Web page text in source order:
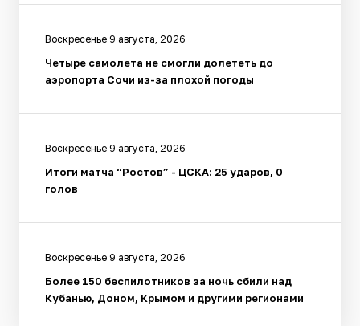
Воскресенье 9 августа, 2026
Четыре самолета не смогли долететь до
аэропорта Сочи из-за плохой погоды
Воскресенье 9 августа, 2026
Итоги матча “Ростов” - ЦСКА: 25 ударов, 0
голов
Воскресенье 9 августа, 2026
Более 150 беспилотников за ночь сбили над
Кубанью, Доном, Крымом и другими регионами